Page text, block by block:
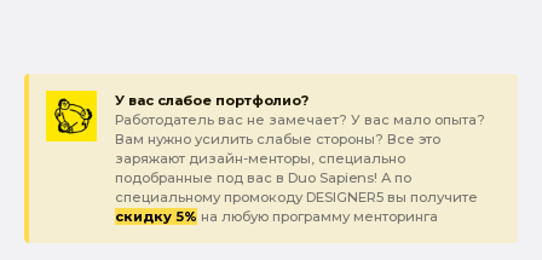
У вас слабое портфолио?
Работодатель вас не замечает? У вас мало опыта?
Вам нужно усилить слабые стороны? Все это
заряжают дизайн-менторы, специально
подобранные под вас в Duo Sapiens! А по
специальному промокоду DESIGNER5 вы получите
скидку 5% на любую программу менторинга